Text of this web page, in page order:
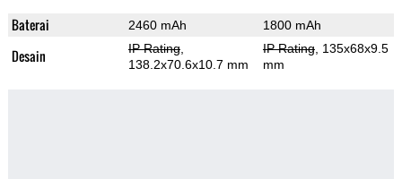
Baterai 2460 mAh 1800 mAh
Desain IP Rating,
138.2x70.6x10.7 mm
IP Rating, 135x68x9.5
mm